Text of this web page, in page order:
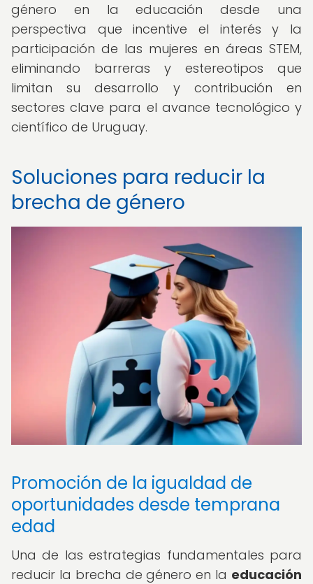
género en la educación desde una
perspectiva que incentive el interés y la
participación de las mujeres en áreas STEM,
eliminando barreras y estereotipos que
limitan su desarrollo y contribución en
sectores clave para el avance tecnológico y
científico de Uruguay.
Soluciones para reducir la
brecha de género
Promoción de la igualdad de
oportunidades desde temprana
edad
Una de las estrategias fundamentales para
reducir la brecha de género en la educación